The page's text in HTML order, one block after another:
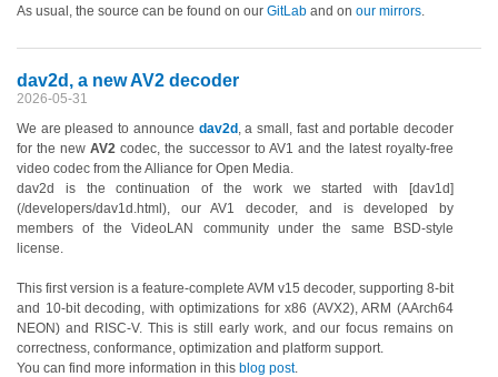
As usual, the source can be found on our GitLab and on our mirrors.
dav2d, a new AV2 decoder
2026-05-31
We are pleased to announce dav2d , a small, fast and portable decoder
for the newAV2 codec, the successor to AV1 and the latest royalty-free
video codec from the Alliance for Open Media.
dav2d is the continuation of the work we started with [dav1d]
(/developers/dav1d.html), our AV1 decoder, and is developed by
members of the VideoLAN community under the same BSD-style
license.
This first version is a feature-complete AVM v15 decoder, supporting 8-bit
and 10-bit decoding, with optimizations for x86 (AVX2), ARM (AArch64
NEON) and RISC-V. This is still early work, and our focus remains on
correctness, conformance, optimization and platform support.
You can find more information in this blog post.